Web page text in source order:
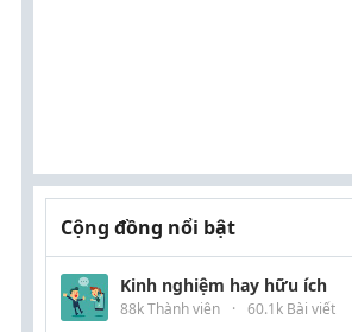
Cộng đồng nổi bật
Kinh nghiệm hay hữu ích
88k Thành viên · 60.1k Bài viết